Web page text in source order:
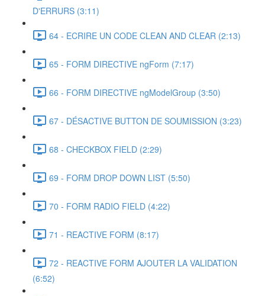
D'ERRURS (3:11)
64 - ECRIRE UN CODE CLEAN AND CLEAR (2:13)
65 - FORM DIRECTIVE ngForm (7:17)
66 - FORM DIRECTIVE ngModelGroup (3:50)
67 - DÉSACTIVE BUTTON DE SOUMISSION (3:23)
68 - CHECKBOX FIELD (2:29)
69 - FORM DROP DOWN LIST (5:50)
70 - FORM RADIO FIELD (4:22)
71 - REACTIVE FORM (8:17)
72 - REACTIVE FORM AJOUTER LA VALIDATION
(6:52)